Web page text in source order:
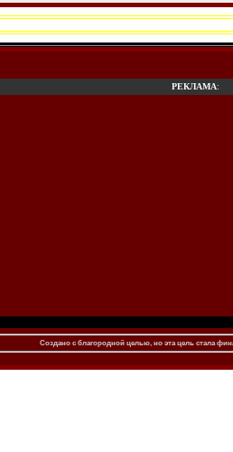
РЕКЛАМА:
Создано c благородной целью, но эта цель стала